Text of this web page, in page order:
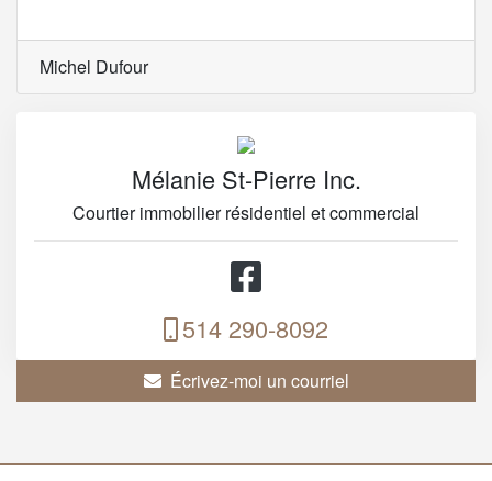
Michel Dufour
Mélanie St-Pierre Inc.
Courtier immobilier résidentiel et commercial
514 290-8092
Écrivez-moi un courriel